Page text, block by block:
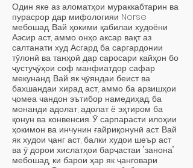
Один яке аз аломатҳои мураккабтарин ва
пурасрор дар мифологияи Norse
мебошад. Вай ҳокими қабилаи худоёни
Аэсир аст, аммо онҳо аксар вақт аз
салтанати худ Асгард ба саргардонии
тӯлонӣ ва танҳоӣ дар саросари кайҳон бо
ҷустуҷӯҳои соф манфиатдор сафар
мекунанд. Вай як ҷӯяндаи беист ва
бахшандаи хирад аст, аммо ба арзишҳои
ҷомеа чандон эътибор намедиҳад.​​ ба
монанди адолат, адолат ё эҳтиром ба
қонун ва конвенсия. Ӯ сарпарасти илоҳии
ҳокимон ва инчунин ғайриқонунӣ аст. Вай
як худои ҷанг аст, балки худои шеър аст
ва ӯ дорои хислатҳои барҷастаи "занона"
мебошад, ки барои ҳар як ҷанговари